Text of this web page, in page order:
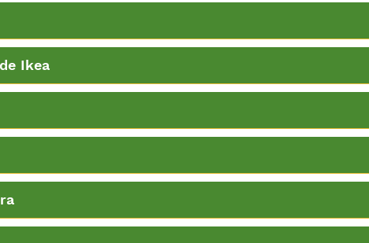
Ikea